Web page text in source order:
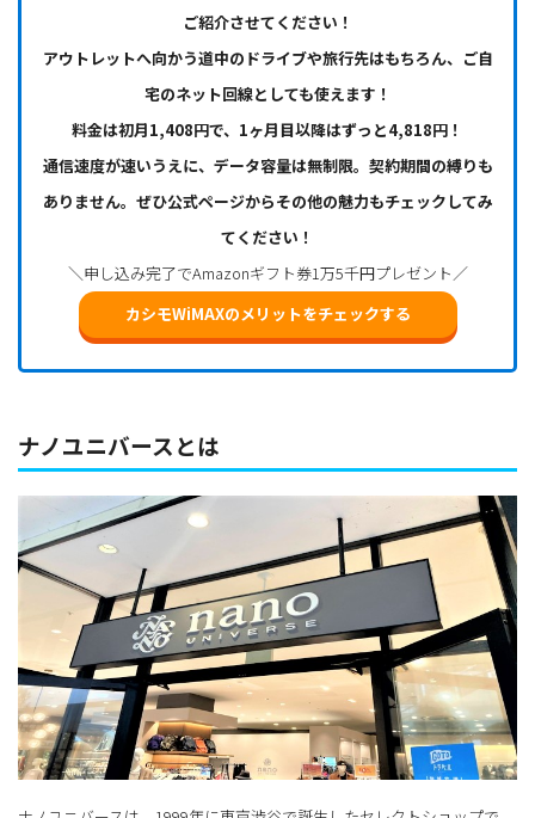
ご紹介させてください！
アウトレットへ向かう道中のドライブや旅行先はもちろん、ご自
宅のネット回線としても使えます！
料金は初月1,408円で、1ヶ月目以降はずっと4,818円！
通信速度が速いうえに、データ容量は無制限。契約期間の縛りも
ありません。ぜひ公式ページからその他の魅力もチェックしてみ
てください！
＼申し込み完了でAmazonギフト券1万5千円プレゼント／
カシモWiMAXのメリットをチェックする
ナノユニバースとは